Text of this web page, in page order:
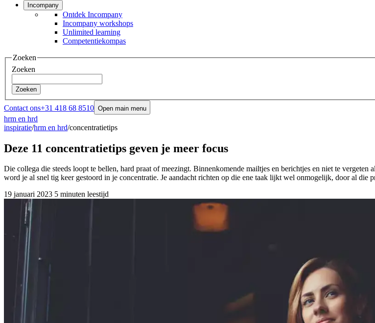
Incompany
Ontdek Incompany
Incompany workshops
Unlimited learning
Competentiekompas
Zoeken
Zoeken
Zoeken
Contact ons+31 418 68 8510 Open main menu
hrm en hrd
inspiratie/hrm en hrd/concentratietips
Deze 11 concentratietips geven je meer focus
Die collega die steeds loopt te bellen, hard praat of meezingt. Binnenkomende mailtjes en berichtjes en niet te
word je al snel tig keer gestoord in je concentratie. Je aandacht richten op die ene taak lijkt wel onmogelijk, door al
19 januari 2023 5 minuten leestijd